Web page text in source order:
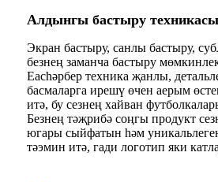
Алдынгы бастыру
Экран бастыру, санлы бастыру,
безнең заманча бастыру
Eachәрбер техника җанлы,
басмаларга ирешү өчен аерым
итә, бу сезнең хайван
Безнең тәҗрибә соңгы продукт
югары сыйфатын һәм
тәэмин итә, гади логотип яки